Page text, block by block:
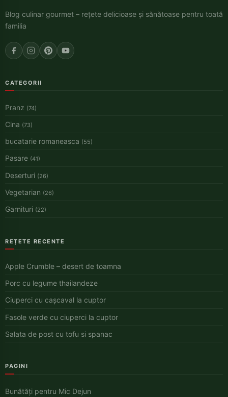
Blog culinar gourmet – rețete delicioase și sănătoase pentru toată
familia
CATEGORII
Pranz (74)
Cina (73)
bucatarie romaneasca (55)
Pasare (41)
Deserturi (26)
Vegetarian (26)
Garnituri (22)
REȚETE RECENTE
Apple Crumble – desert de toamna
Porc cu legume thailandeze
Ciuperci cu cașcaval la cuptor
Fasole verde cu ciuperci la cuptor
Salata de post cu tofu si spanac
PAGINI
Bunătăți pentru Mic Dejun